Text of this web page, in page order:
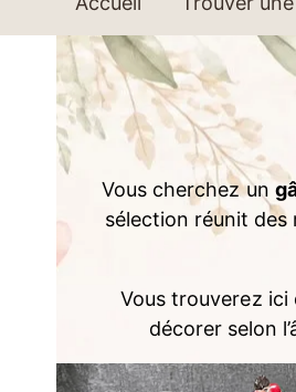
Vous cherchez un
sélection réunit
Vous trouverez ici
décorer selon